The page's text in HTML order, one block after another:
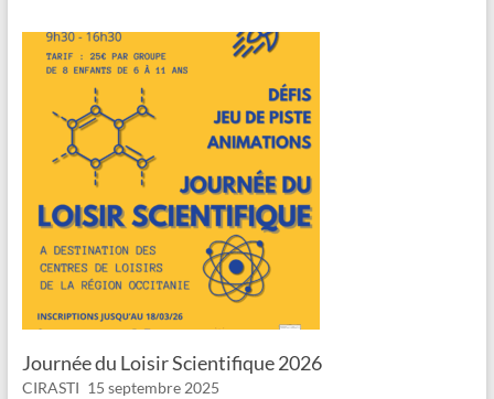
Journée du Loisir Scientifique 2026
CIRASTI 15 septembre 2025